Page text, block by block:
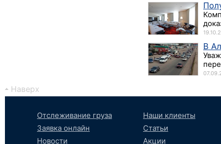
В
Наверх
Отслеживание груза
Заявка онлайн
Новости
Наши клиенты
Статьи
Акции